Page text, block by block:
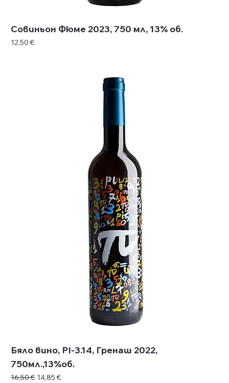
Совиньон Фюме 2023, 750 мл, 13% об.
Цена
12,50 €
Бяло вино, PI-3.14, Гренаш 2022,
750мл.,13%об.
Редовна цена
16,50 € Продажна цена
14,85 €